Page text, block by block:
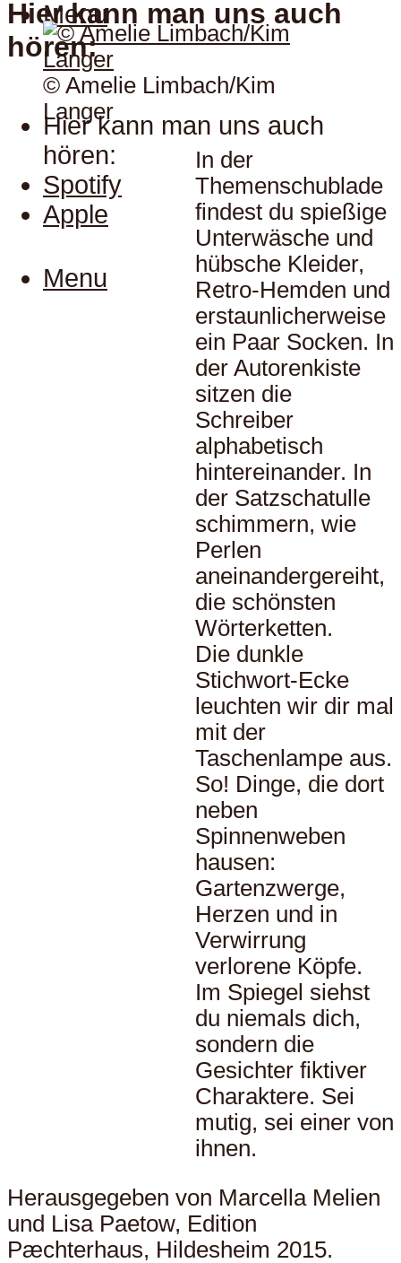
Menu
Hier kann man uns auch
hören:
Hier kann man uns auch
hören:
Spotify
Apple
Menu
© Amelie Limbach/Kim
Langer
In der
Themenschublade
findest du spießige
Unterwäsche und
hübsche Kleider,
Retro-Hemden und
erstaunlicherweise
ein Paar Socken. In
der Autorenkiste
sitzen die
Schreiber
alphabetisch
hintereinander. In
der Satzschatulle
schimmern, wie
Perlen
aneinandergereiht,
die schönsten
Wörterketten.
Die dunkle
Stichwort-Ecke
leuchten wir dir mal
mit der
Taschenlampe aus.
So! Dinge, die dort
neben
Spinnenweben
hausen:
Gartenzwerge,
Herzen und in
Verwirrung
verlorene Köpfe.
Im Spiegel siehst
du niemals dich,
sondern die
Gesichter fiktiver
Charaktere. Sei
mutig, sei einer von
ihnen.
Herausgegeben von Marcella Melien
und Lisa Paetow, Edition
Pӕchterhaus, Hildesheim 2015.